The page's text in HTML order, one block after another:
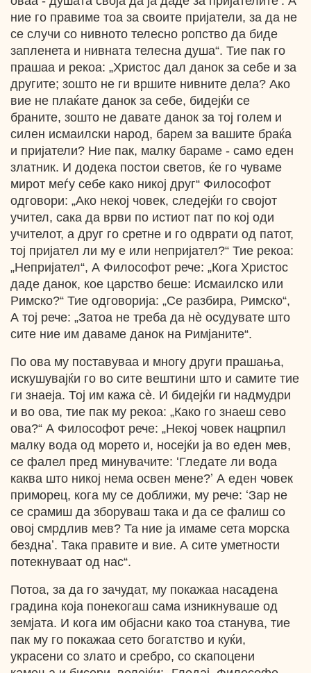
ние го правиме тоа за своите пријатели, за да не
се случи со нивното телесно ропство да биде
запленета и нивната телесна душа“. Тие пак го
прашаа и рекоа: „Христос дал данок за себе и за
другите; зошто не ги вршите нивните дела? Ако
вие не плаќате данок за себе, бидејќи се
браните, зошто не давате данок за тој голем и
силен исмаилски народ, барем за вашите браќа
и пријатели? Ние пак, малку бараме - само еден
златник. И додека постои светов, ќе го чуваме
мирот меѓу себе како никој друг“ Философот
одговори: „Ако некој човек, следејќи го својот
учител, сака да врви по истиот пат по кој оди
учителот, а друг го сретне и го одврати од патот,
тој пријател ли му е или непријател?“ Тие рекоа:
„Непријател“, А Философот рече: „Кога Христос
даде данок, кое царство беше: Исмаилско или
Римско?“ Тие одговорија: „Се разбира, Римско“,
А тој рече: „Затоа не треба да нѐ осудувате што
сите ние им даваме данок на Римјаните“.
По ова му поставуваа и многу други прашања,
искушувајќи го во сите вештини што и самите тие
ги знаеја. Тој им кажа сѐ. И бидејќи ги надмудри
и во ова, тие пак му рекоа: „Како го знаеш сево
ова?“ А Философот рече: „Некој човек нацрпил
малку вода од морето и, носејќи ја во еден мев,
се фалел пред минувачите: ʻГледате ли вода
каква што никој нема освен мене?ʼ А еден човек
приморец, кога му се доближи, му рече: ʻЗар не
се срамиш да зборуваш така и да се фалиш со
овој смрдлив мев? Та ние ја имаме сета морска
безднаʼ. Така правите и вие. А сите уметности
потекнуваат од нас“.
Потоа, за да го зачудат, му покажаа насадена
градина која понекогаш сама изникнуваше од
земјата. И кога им објасни како тоа станува, тие
пак му го покажаа сето богатство и куќи,
украсени со злато и сребро, со скапоцени